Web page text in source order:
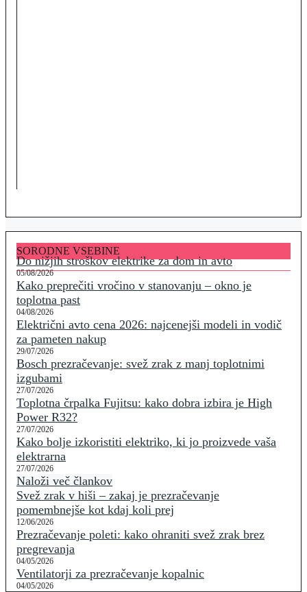
SORODNE VSEBINE
Do nižjih stroškov elektrike za dom in avto
05/08/2026
Kako preprečiti vročino v stanovanju – okno je
toplotna past
04/08/2026
Električni avto cena 2026: najcenejši modeli in vodič
za pameten nakup
29/07/2026
Bosch prezračevanje: svež zrak z manj toplotnimi
izgubami
27/07/2026
Toplotna črpalka Fujitsu: kako dobra izbira je High
Power R32?
27/07/2026
Kako bolje izkoristiti elektriko, ki jo proizvede vaša
elektrarna
27/07/2026
Naloži več člankov
Svež zrak v hiši – zakaj je prezračevanje
pomembnejše kot kdaj koli prej
12/06/2026
Prezračevanje poleti: kako ohraniti svež zrak brez
pregrevanja
04/05/2026
Ventilatorji za prezračevanje kopalnic
04/05/2026